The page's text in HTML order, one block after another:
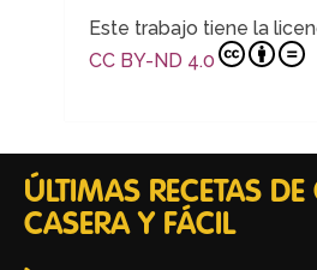
Este trabajo tiene la
CC BY-ND 4.0
ÚLTIMAS RECETAS
CASERA Y FÁCIL